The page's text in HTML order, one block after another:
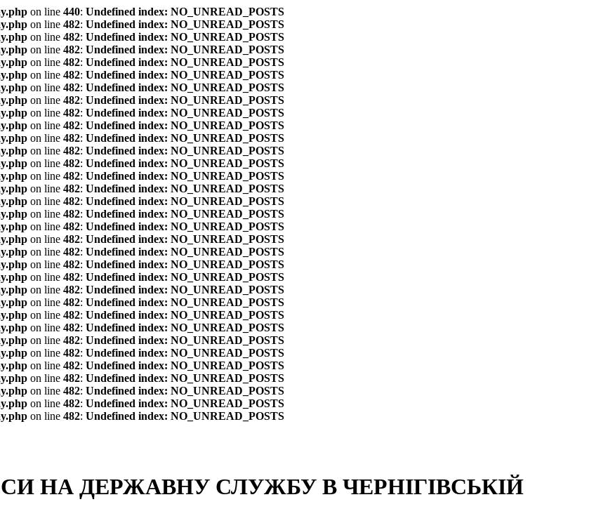
on line 440: Undefined index: NO_UNREAD_POSTS
on line 482: Undefined index: NO_UNREAD_POSTS
on line 482: Undefined index: NO_UNREAD_POSTS
on line 482: Undefined index: NO_UNREAD_POSTS
on line 482: Undefined index: NO_UNREAD_POSTS
on line 482: Undefined index: NO_UNREAD_POSTS
on line 482: Undefined index: NO_UNREAD_POSTS
on line 482: Undefined index: NO_UNREAD_POSTS
on line 482: Undefined index: NO_UNREAD_POSTS
on line 482: Undefined index: NO_UNREAD_POSTS
on line 482: Undefined index: NO_UNREAD_POSTS
on line 482: Undefined index: NO_UNREAD_POSTS
on line 482: Undefined index: NO_UNREAD_POSTS
on line 482: Undefined index: NO_UNREAD_POSTS
on line 482: Undefined index: NO_UNREAD_POSTS
on line 482: Undefined index: NO_UNREAD_POSTS
on line 482: Undefined index: NO_UNREAD_POSTS
on line 482: Undefined index: NO_UNREAD_POSTS
on line 482: Undefined index: NO_UNREAD_POSTS
on line 482: Undefined index: NO_UNREAD_POSTS
on line 482: Undefined index: NO_UNREAD_POSTS
on line 482: Undefined index: NO_UNREAD_POSTS
on line 482: Undefined index: NO_UNREAD_POSTS
on line 482: Undefined index: NO_UNREAD_POSTS
on line 482: Undefined index: NO_UNREAD_POSTS
on line 482: Undefined index: NO_UNREAD_POSTS
on line 482: Undefined index: NO_UNREAD_POSTS
on line 482: Undefined index: NO_UNREAD_POSTS
on line 482: Undefined index: NO_UNREAD_POSTS
on line 482: Undefined index: NO_UNREAD_POSTS
on line 482: Undefined index: NO_UNREAD_POSTS
on line 482: Undefined index: NO_UNREAD_POSTS
on line 482: Undefined index: NO_UNREAD_POSTS
НА ДЕРЖАВНУ СЛУЖБУ В ЧЕРНІГІВСЬКІЙ